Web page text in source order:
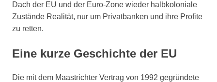
Dach der EU und der Euro-Zone wieder halbkoloniale
Zustände Realität, nur um Privatbanken und ihre Profite
zu retten.
Eine kurze Geschichte der EU
Die mit dem Maastrichter Vertrag von 1992 gegründete